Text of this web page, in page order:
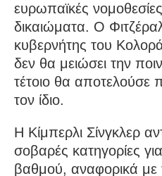
ευρωπαϊκές
δικαιώματα. Ο
κυβερνήτης του
δεν θα μειώσει την
τέτοιο θα αποτελούσε
τον ίδιο.
Η Κίμπερλι Σίνγκλερ
σοβαρές κατηγορίες
βαθμού, αναφορικά με